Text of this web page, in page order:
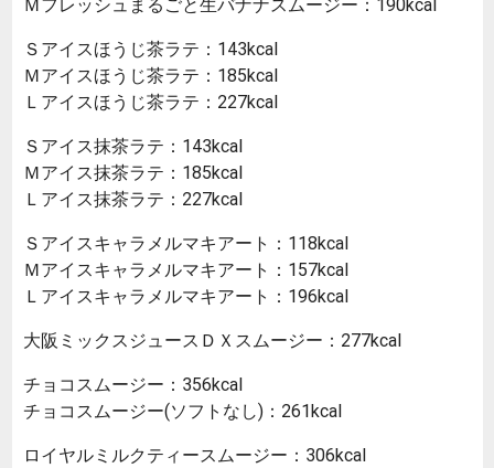
Ｍフレッシュまるごと生バナナスムージー：190kcal
Ｓアイスほうじ茶ラテ：143kcal
Ｍアイスほうじ茶ラテ：185kcal
Ｌアイスほうじ茶ラテ：227kcal
Ｓアイス抹茶ラテ：143kcal
Ｍアイス抹茶ラテ：185kcal
Ｌアイス抹茶ラテ：227kcal
Ｓアイスキャラメルマキアート：118kcal
Ｍアイスキャラメルマキアート：157kcal
Ｌアイスキャラメルマキアート：196kcal
大阪ミックスジュースＤＸスムージー：277kcal
チョコスムージー：356kcal
チョコスムージー(ソフトなし)：261kcal
ロイヤルミルクティースムージー：306kcal